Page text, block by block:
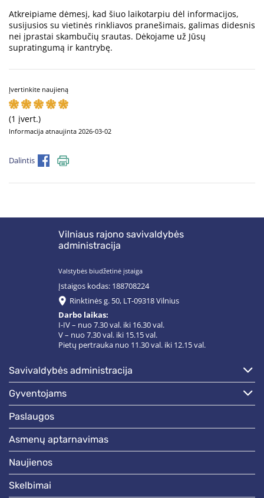
Atkreipiame dėmesį, kad šiuo laikotarpiu dėl informacijos,
susijusios su vietinės rinkliavos pranešimais, galimas didesnis
nei įprastai skambučių srautas. Dėkojame už Jūsų
supratingumą ir kantrybę.
Įvertinkite naujieną
(1 įvert.)
Informacija atnaujinta 2026-03-02
Dalintis
Vilniaus rajono savivaldybės
administracija
Valstybės biudžetinė įstaiga
Įstaigos kodas: 188708224
Rinktinės g. 50, LT-09318 Vilnius
Darbo laikas:
I-IV – nuo 7.30 val. iki 16.30 val.
V – nuo 7.30 val. iki 15.15 val.
Pietų pertrauka nuo 11.30 val. iki 12.15 val.
savivaldybės administracija
gyventojams
paslaugos
asmenų aptarnavimas
naujienos
skelbimai